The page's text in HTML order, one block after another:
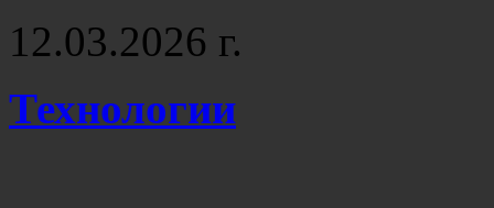
12.03.2026 г.
Технологии